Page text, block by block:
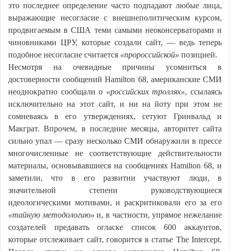
это последнее определение часто подпадают любые лица,
выражающие несогласие с внешнеполитическим курсом,
продвигаемым в США теми самыми неоконсерваторами и
чиновниками ЦРУ, которые создали сайт, — ведь теперь
подобное несогласие считается «пророссийской» позицией.
Несмотря на очевидные причины усомниться в
достоверности сообщений Hamilton 68, американские СМИ
неоднократно сообщали о «российских троллях», ссылаясь
исключительно на этот сайт, и ни на йоту при этом не
сомневаясь в его утверждениях, сетуют Гринвальд и
Макграт. Впрочем, в последние месяцы, авторитет сайта
сильно упал — сразу несколько СМИ обнаружили в прессе
многочисленные не соответствующие действительности
материалы, основывавшиеся на сообщениях Hamilton 68, и
заметили, что в его развитии участвуют люди, в
значительной степени руководствующиеся
идеологическими мотивами, и раскритиковали его за его
«тайную методологию» и, в частности, упрямое нежелание
создателей предавать огласке список 600 аккаунтов,
которые отслеживает сайт, говорится в статье The Intercept.